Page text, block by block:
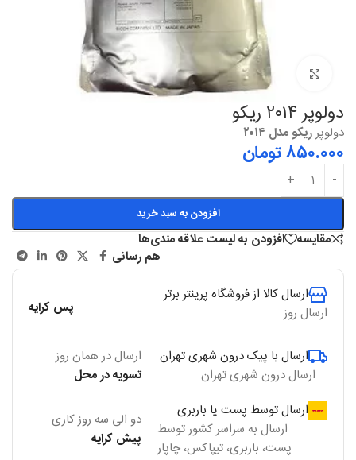
بزرگنمایی
دولوپر ۲۰۱۴ ریکو
دولوپرریکو مدل ۲۰۱۴
۸۵۰.۰۰۰تومان
افزودن به سبد خرید
مقایسه
افزودن به لیست علاقه مندی‌ها
هم رسانی
ارسال کالا از فروشگاه پرینتر برتر
ارسال روز
پس کرایه
ارسال با پیک درون شهری تهران
ارسال درون شهری تهران
ارسال در همان روز
تسویه در محل
ارسال توسط پست یا باربری
ارسال به سراسر کشور توسط
پست، باربری، تیپاکس، چاپار
دو الی سه روز کاری
پیش کرایه